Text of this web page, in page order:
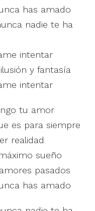
has amado
nadie te ha
intentar
y fantasía
intentar
tu amor
es para siempre
realidad
sueño
pasados
has amado